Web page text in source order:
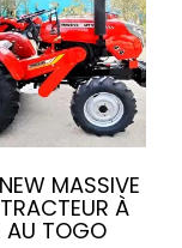
MASSIVE
À
AU TOGO